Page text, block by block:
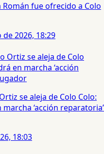
Román fue ofrecido a Colo
2026, 18:29
se aleja de Colo Colo:
‘acción reparatoria’
18:03